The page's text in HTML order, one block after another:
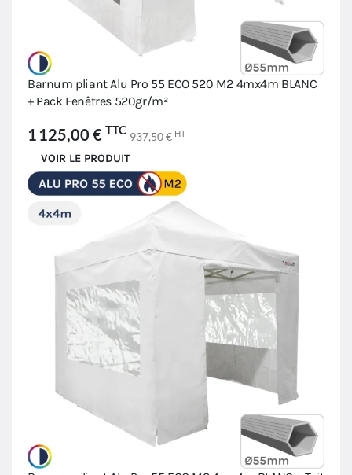
Barnum pliant Alu Pro 55 ECO 520 M2 4mx4m BLANC
+ Pack Fenêtres 520gr/m²
1 125,00 € TTC 937,50 € HT
VOIR LE PRODUIT